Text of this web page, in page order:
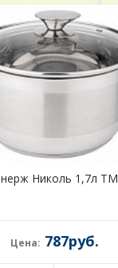
Николь 1,7л
Цена: 787руб.